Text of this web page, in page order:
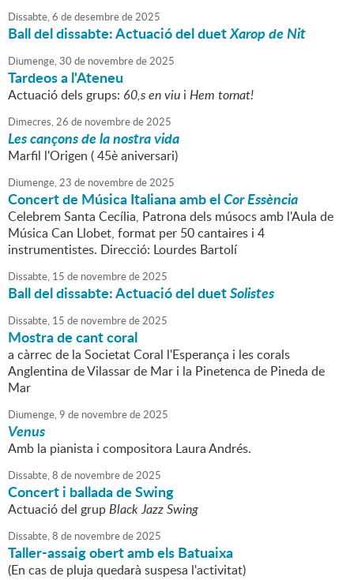
Dissabte,6 dedesembrede2025
Ball del dissabte: Actuació del duetXarop de Nit
Diumenge,30 de novembrede2025
Tardeos a l'Ateneu
Actuació dels grups: 60,s en viu i Hem tornat!
Dimecres,26 de novembrede2025
Les cançons de la nostra vida
Marfil l'Origen ( 45è aniversari)
Diumenge,23 de novembrede2025
Concert de Música Italiana amb elCor Essència
Celebrem Santa Cecília, Patrona dels músocs amb l'Aula de
Música Can Llobet, format per 50 cantaires i 4
instrumentistes. Direcció: Lourdes Bartolí
Dissabte, 15 de novembrede2025
Ball del dissabte: Actuació del duetSolistes
Dissabte, 15 de novembrede2025
Mostra de cant coral
a càrrec de la Societat Coral l'Esperança i les corals
Anglentina de Vilassar de Mar i la Pinetenca de Pineda de
Mar
Diumenge,9 de novembrede2025
Venus
Amb la pianista i compositora Laura Andrés.
Dissabte,8 de novembrede2025
Concert i ballada de Swing
Actuació del grupBlack Jazz Swing
Dissabte,8 de novembrede2025
Taller-assaig obert amb els Batuaixa
(En cas de pluja quedarà suspesa l'activitat)